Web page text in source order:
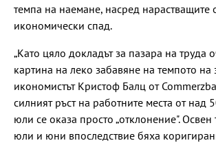
темпа на наемане, насред нарастващите
икономически спад.
„Като цяло докладът за пазара на труда
картина на леко забавяне на темпото на
икономистът Кристоф Балц от
силният ръст на работните места от над
юли се оказа просто „отклонение". Освен
юли и юни впоследствие бяха